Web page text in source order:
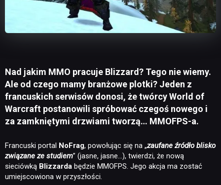
Nad jakim MMO pracuje Blizzard? Tego nie wiemy.
Ale od czego mamy branżowe plotki? Jeden z
francuskich serwisów donosi, że twórcy World of
Warcraft postanowili spróbować czegoś nowego i
za zamkniętymi drzwiami tworzą… MMOFPS-a.
Francuski portal NoFrag, powołując się na „zaufane źródło blisko
związane ze studiem” (jasne, jasne…), twierdzi, że nową
sieciówką Blizzarda będzie MMOFPS. Jego akcja ma zostać
umiejscowiona w przyszłości.